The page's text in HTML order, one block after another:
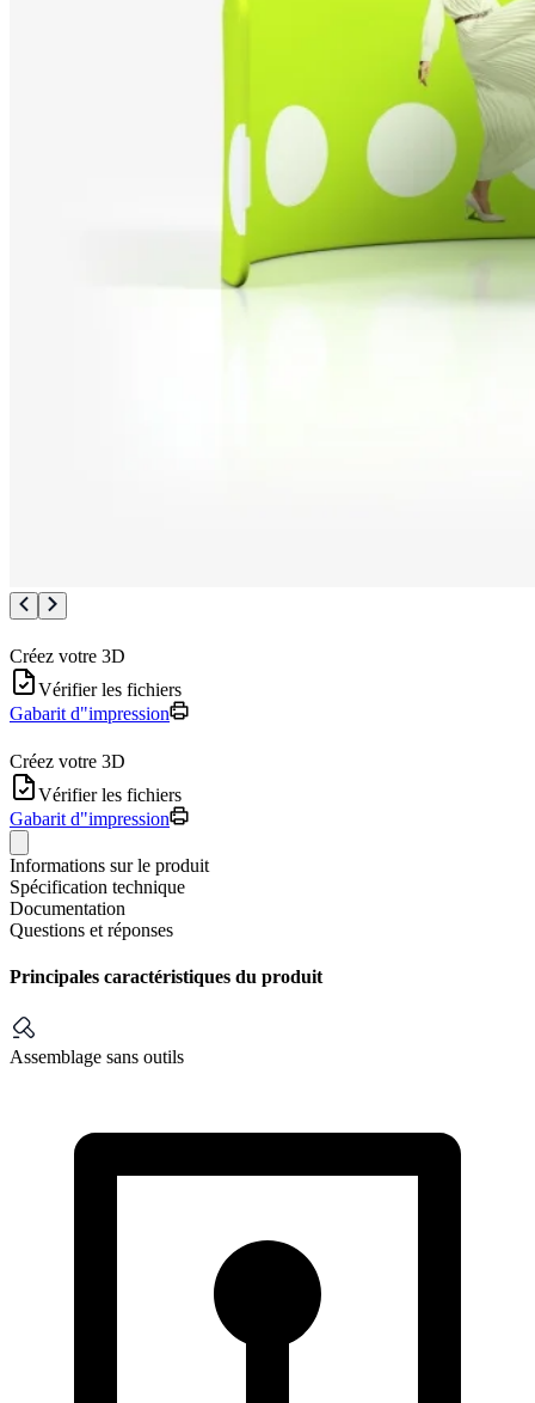
Créez votre 3D
Vérifier les fichiers
Gabarit d"impression
Créez votre 3D
Vérifier les fichiers
Gabarit d"impression
Informations sur le produit
Spécification technique
Documentation
Questions et réponses
Principales caractéristiques du produit
Assemblage sans outils